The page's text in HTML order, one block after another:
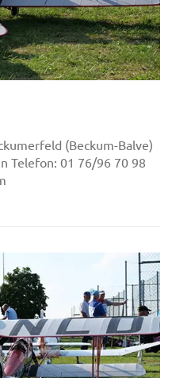
(Beckum-Balve)
Telefon: 01 76/96 70 98